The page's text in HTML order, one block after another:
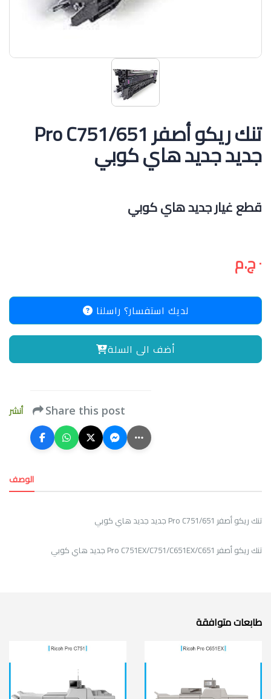
تنك ريكو أصفر Pro C751/651
جديد جديد هاي كوبي
قطع غيار جديد هاي كوبي
٠ ج.م
لديك استفسار؟ راسلنا
أضف الى السلة
أنشر Share this post
الوصف
تنك ريكو أصفر Pro C751/651 جديد جديد هاي كوبي
تنك ريكو أصفر Pro C751EX/C751/C651EX/C651 جديد هاي كوبي
طابعات متوافقة